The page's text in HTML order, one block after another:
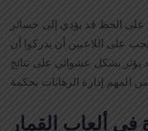
على الحظ قد يؤدي إلى خسائر
على اللاعبين أن يدركوا أن
يؤثر بشكل عشوائي على نتائج
في ألعاب القمار